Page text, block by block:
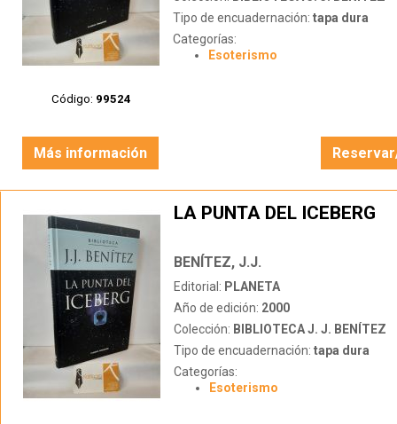
Código: 99524
Tipo de encuadernación: tapa dura
Categorías:
Esoterismo
Más información
LA PUNTA DEL ICEBERG
BENÍTEZ, J.J.
Editorial: PLANETA
Año de edición: 2000
Colección: BIBLIOTECA J. J. BENÍTEZ
Tipo de encuadernación: tapa dura
Categorías:
Esoterismo